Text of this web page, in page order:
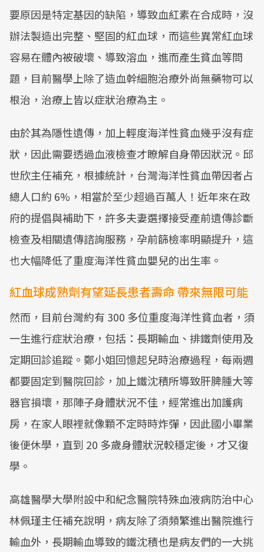
要原因是特定基因的缺陷，導致血紅素在合成時，沒
辦法製造出完整、堅固的紅血球，而這些異常紅血球
容易在體內被破壞、導致溶血，進而產生貧血等問
題，目前醫學上除了造血幹細胞治療外尚無藥物可以
根治，治療上皆以症狀治療為主。
由於其為隱性遺傳，加上輕度海洋性貧血幾乎沒有症
狀，因此需要透過血液檢查才瞭解自身帶因狀況。邱
世欣主任補充，根據統計，台灣海洋性貧血帶因者占
總人口約 6%，相當於至少超過百萬人！近年來在政
府的提倡與補助下，許多夫妻選擇接受產前遺傳診斷
檢查及相關遺傳諮詢服務，孕前篩檢率明顯提升，這
也大幅降低了重度海洋性貧血嬰兒的出生率。
紅血球成熟劑有望延長患者壽命 帶來無限可能
然而，目前台灣約有 300 多位重度海洋性貧血者，須
一生進行症狀治療，包括：長期輸血、排鐵劑使用及
定期回診追蹤。鄭小姐回憶起兒時治療過程，每兩週
都要固定到醫院回診，加上鐵沈積所導致肝脾腫大等
器官損壞，那陣子身體狀況不佳，經常進出加護病
房，在家人眼裡就像顆不定時時炸彈，因此國小畢業
後便休學，直到 20 多歲身體狀況較穩定後，才又復
學。
高雄醫學大學附設中和紀念醫院特殊血液病防治中心
林佩瑾主任補充說明，病友除了須頻繁進出醫院進行
輸血外，長期輸血導致的鐵沈積也是病友們的一大挑